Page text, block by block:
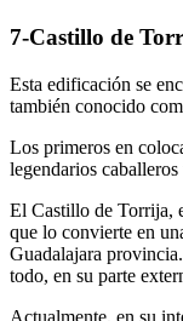
7-Castillo de
Esta edificación se
también conocido
Los primeros en
legendarios
El Castillo de Torrija,
que lo convierte en
Guadalajara
todo, en su parte
Actualmente, en su